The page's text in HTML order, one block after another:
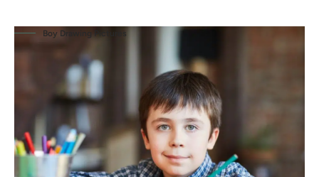
Boy Drawing Pictures